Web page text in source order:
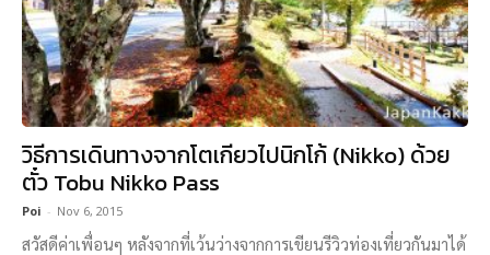
วิธีการเดินทางจากโตเกียวไปนิกโก้ (Nikko) ด้วย
ตั๋ว Tobu Nikko Pass
Poi - Nov 6, 2015
สวัสดีค่าเพื่อนๆ หลังจากที่เว้นว่างจากการเขียนรีวิวท่องเที่ยวกันมาได้